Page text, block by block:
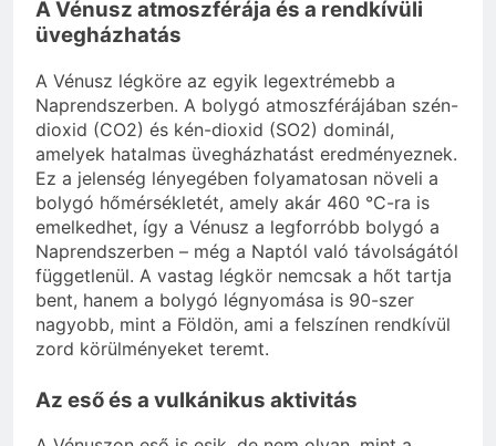
A Vénusz atmoszférája és a rendkívüli
üvegházhatás
A Vénusz légköre az egyik legextrémebb a
Naprendszerben. A bolygó atmoszférájában szén-
dioxid (CO2) és kén-dioxid (SO2) dominál,
amelyek hatalmas üvegházhatást eredményeznek.
Ez a jelenség lényegében folyamatosan növeli a
bolygó hőmérsékletét, amely akár 460 °C-ra is
emelkedhet, így a Vénusz a legforróbb bolygó a
Naprendszerben – még a Naptól való távolságától
függetlenül. A vastag légkör nemcsak a hőt tartja
bent, hanem a bolygó légnyomása is 90-szer
nagyobb, mint a Földön, ami a felszínen rendkívül
zord körülményeket teremt.
Az eső és a vulkánikus aktivitás